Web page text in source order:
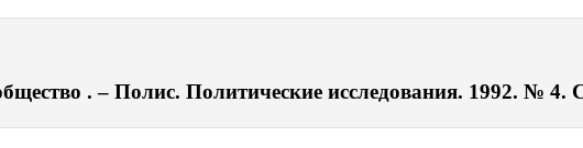
. – Полис. Политические исследования. 1992. № 4.